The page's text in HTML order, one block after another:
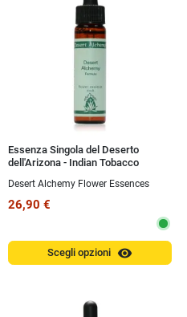
Essenza Singola del Deserto
dell'Arizona - Indian Tobacco
Desert Alchemy Flower Essences
26,90 €
Scegli opzioni visibility